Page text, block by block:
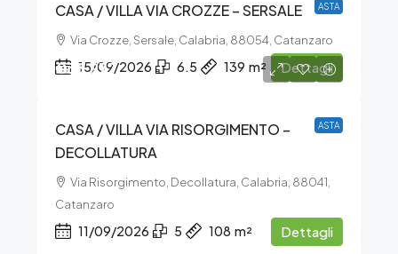
ASTA
CASA / VILLA VIA CROZZE – SERSALE
Via Crozze, Sersale, Calabria, 88054, Catanzaro
15/09/2026 6.5 139 m² Dettagli
ASTA
€38.977
CASA / VILLA VIA RISORGIMENTO –
DECOLLATURA
Via Risorgimento, Decollatura, Calabria, 88041,
Catanzaro
11/09/2026 5 108 m² Dettagli